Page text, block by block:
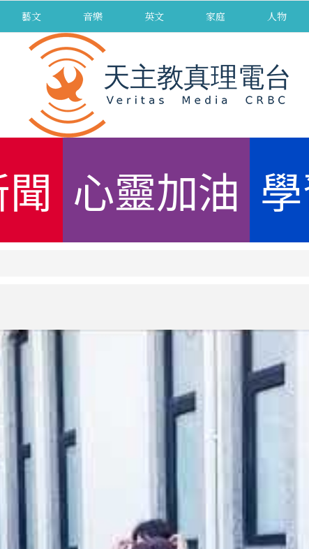
藝文 音樂 英文 家庭 人物
心靈加油